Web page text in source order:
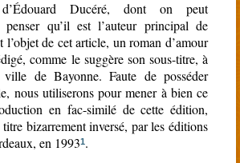
d’Édouard Ducéré, dont on peut
penser qu’il est l’auteur principal de
l’objet de cet article, un roman d’amour
comme le suggère son sous-titre, à
de Bayonne. Faute de posséder
nous utiliserons pour mener à bien ce
en fac-similé de cette édition,
bizarrement inversé, par les éditions
en 19931.